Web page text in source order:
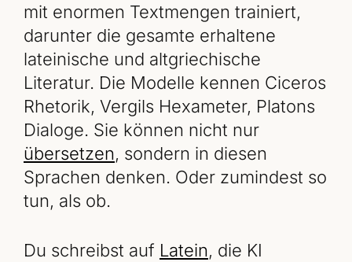
mit enormen Textmengen trainiert,
darunter die gesamte erhaltene
lateinische und altgriechische
Literatur. Die Modelle kennen Ciceros
Rhetorik, Vergils Hexameter, Platons
Dialoge. Sie können nicht nur
übersetzen, sondern in diesen
Sprachen denken. Oder zumindest so
tun, als ob.
Du schreibst auf Latein, die KI